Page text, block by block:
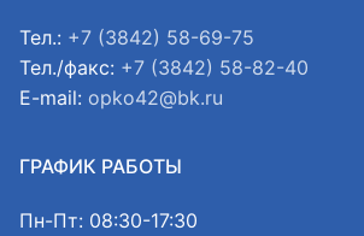
Тел.: +7 (3842) 58-69-75
Тел./факс: +7 (3842) 58-82-40
E-mail: opko42@bk.ru
ГРАФИК РАБОТЫ
Пн-Пт: 08:30-17:30